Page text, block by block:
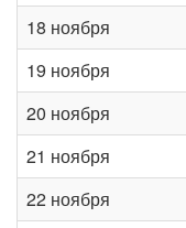
18 ноября
19 ноября
20 ноября
21 ноября
22 ноября